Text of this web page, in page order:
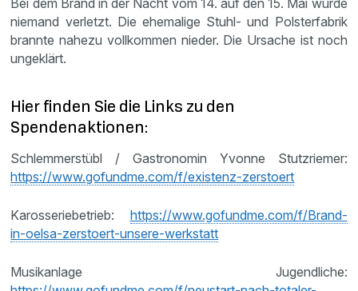
niemand verletzt. Die ehemalige Stuhl- und Polsterfabrik
brannte nahezu vollkommen nieder. Die Ursache ist noch
ungeklärt.
Hier finden Sie die Links zu den
Spendenaktionen:
Schlemmerstübl / Gastronomin Yvonne Stutzriemer:
https://www.gofundme.com/f/existenz-zerstoert
Karosseriebetrieb: https://www.gofundme.com/f/Brand-
in-oelsa-zerstoert-unsere-werkstatt
Musikanlage Jugendliche: